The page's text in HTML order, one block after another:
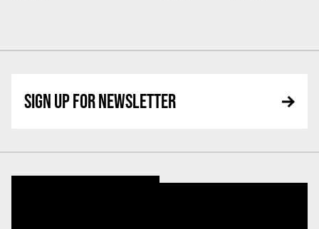
SIGN UP FOR NEWSLETTER